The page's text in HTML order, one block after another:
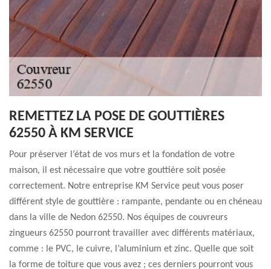
REMETTEZ LA POSE DE GOUTTIÈRES
62550 À KM SERVICE
Pour préserver l’état de vos murs et la fondation de votre
maison, il est nécessaire que votre gouttière soit posée
correctement. Notre entreprise KM Service peut vous poser
différent style de gouttière : rampante, pendante ou en chéneau
dans la ville de Nedon 62550. Nos équipes de couvreurs
zingueurs 62550 pourront travailler avec différents matériaux,
comme : le PVC, le cuivre, l’aluminium et zinc. Quelle que soit
la forme de toiture que vous avez ; ces derniers pourront vous